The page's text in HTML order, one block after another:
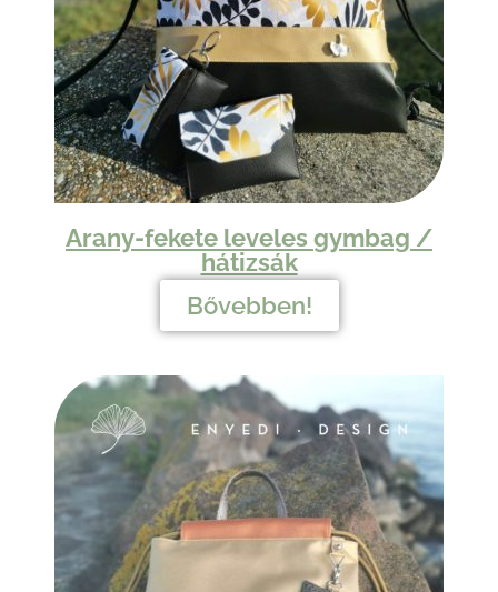
Arany-fekete leveles gymbag /
hátizsák
Bővebben!